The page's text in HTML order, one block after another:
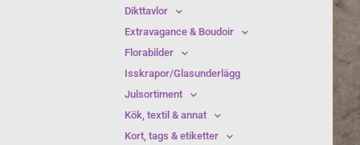
Dikttavlor
Extravagance & Boudoir
Florabilder
Isskrapor/Glasunderlägg
Julsortiment
Kök, textil & annat
Kort, tags & etiketter